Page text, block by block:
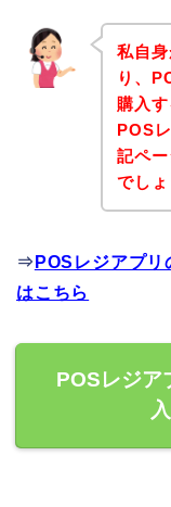
私自
り、
購入
POS
記ペ
でしょ
⇒ POSレジアプ
はこちら
POSレジア